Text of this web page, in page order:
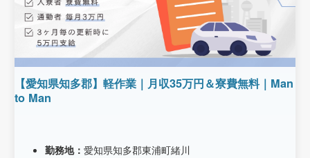
【愛知県知多郡】軽作業｜月収35万円＆寮費無料｜Man
to Man
勤務地： 愛知県知多郡東浦町緒川